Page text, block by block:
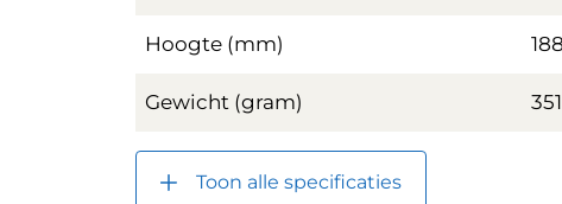
Hoogte (mm)
Gewicht (gram)
Toon alle specificaties